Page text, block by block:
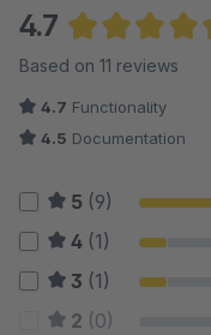
4.7
Average rating
Based on 11 reviews
4.7 Functionality
4.5 Documentation
5 (9)
4 (1)
3 (1)
2 (0)